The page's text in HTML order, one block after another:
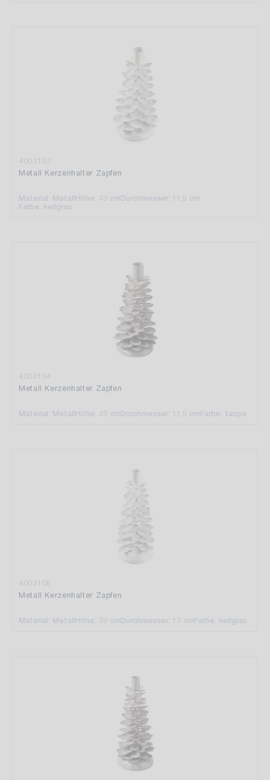
4003103
Metall Kerzenhalter Zapfen
Material: MetallHöhe: 23 cmDurchmesser: 11,5 cm
Farbe: hellgrau
4003104
Metall Kerzenhalter Zapfen
Material: MetallHöhe: 23 cmDurchmesser: 11,5 cmFarbe: taupe
4003106
Metall Kerzenhalter Zapfen
Material: MetallHöhe: 29 cmDurchmesser: 12 cmFarbe: hellgrau